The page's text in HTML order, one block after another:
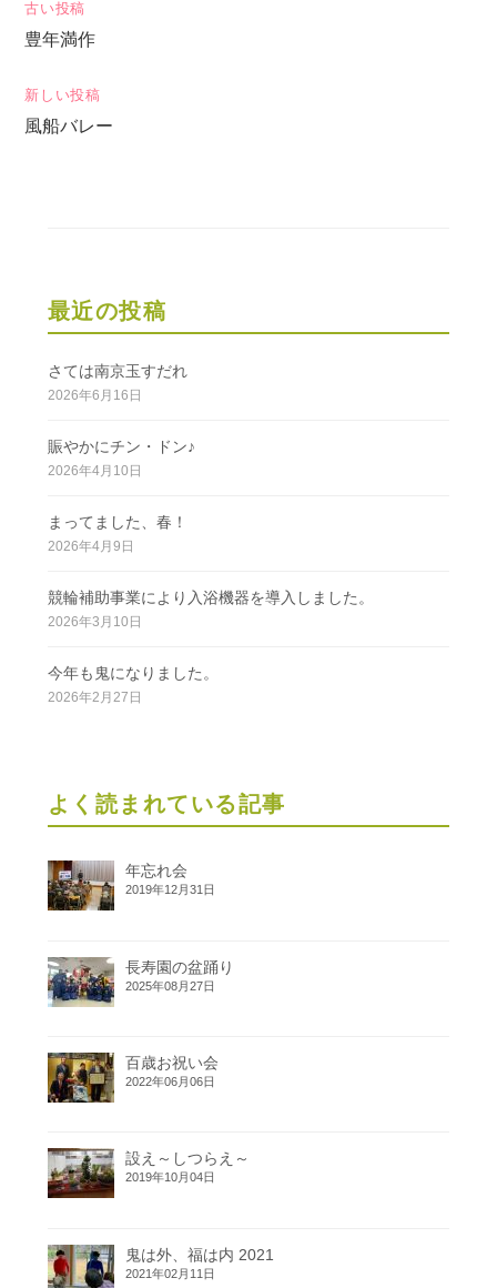
投
稿
ナ
ビ
古い投稿
豊年満作
新しい投稿
風船バレー
最近の投稿
さては南京玉すだれ
2026年6月16日
賑やかにチン・ドン♪
2026年4月10日
まってました、春！
2026年4月9日
競輪補助事業により入浴機器を導入しました。
2026年3月10日
今年も鬼になりました。
2026年2月27日
よく読まれている記事
年忘れ会
2019年12月31日
長寿園の盆踊り
2025年08月27日
百歳お祝い会
2022年06月06日
設え～しつらえ～
2019年10月04日
鬼は外、福は内 2021
2021年02月11日